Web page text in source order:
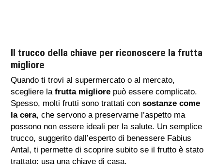
Il trucco della chiave per riconoscere la frutta
migliore
Quando ti trovi al supermercato o al mercato,
scegliere lafrutta migliore può essere complicato.
Spesso, molti frutti sono trattati consostanze come
la cera, che servono a preservarne l’aspetto ma
possono non essere ideali per la salute. Un semplice
trucco, suggerito dall’esperto di benessere Fabius
Antal, ti permette di scoprire subito se il frutto è stato
trattato: usa una chiave di casa.